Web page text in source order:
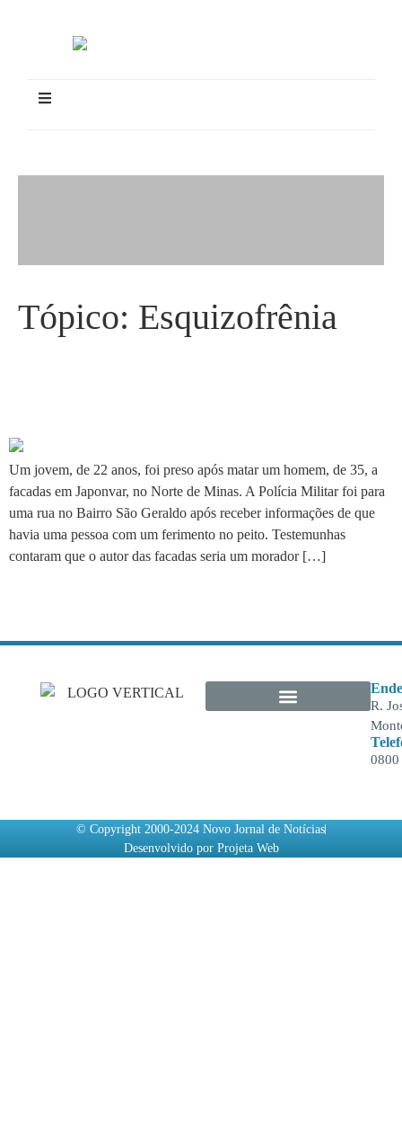
Tópico: Esquizofrênia
Um jovem, de 22 anos, foi preso após matar um homem, de 35, a
facadas em Japonvar, no Norte de Minas. A Polícia Militar foi para
uma rua no Bairro São Geraldo após receber informações de que
havia uma pessoa com um ferimento no peito. Testemunhas
contaram que o autor das facadas seria um morador […]
R.
0800
© Copyright 2000-2024 Novo Jornal de Notícias
Desenvolvido por Projeta Web